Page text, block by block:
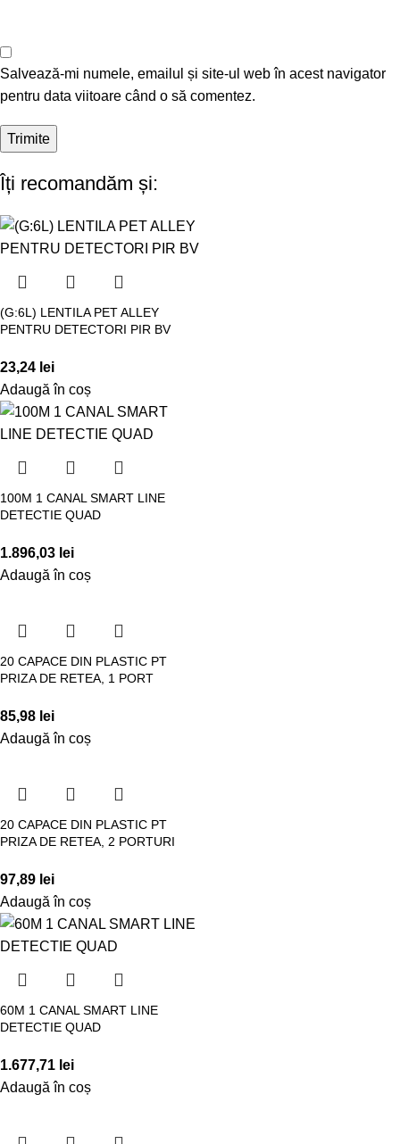
Salvează-mi numele, emailul și site-ul web în acest navigator
pentru data viitoare când o să comentez.
Îți recomandăm și:
(G:6L) LENTILA PET ALLEY
PENTRU DETECTORI PIR BV
23,24 lei
Adaugă în coș
100M 1 CANAL SMART LINE
DETECTIE QUAD
1.896,03 lei
Adaugă în coș
20 CAPACE DIN PLASTIC PT
PRIZA DE RETEA, 1 PORT
85,98 lei
Adaugă în coș
20 CAPACE DIN PLASTIC PT
PRIZA DE RETEA, 2 PORTURI
97,89 lei
Adaugă în coș
60M 1 CANAL SMART LINE
DETECTIE QUAD
1.677,71 lei
Adaugă în coș